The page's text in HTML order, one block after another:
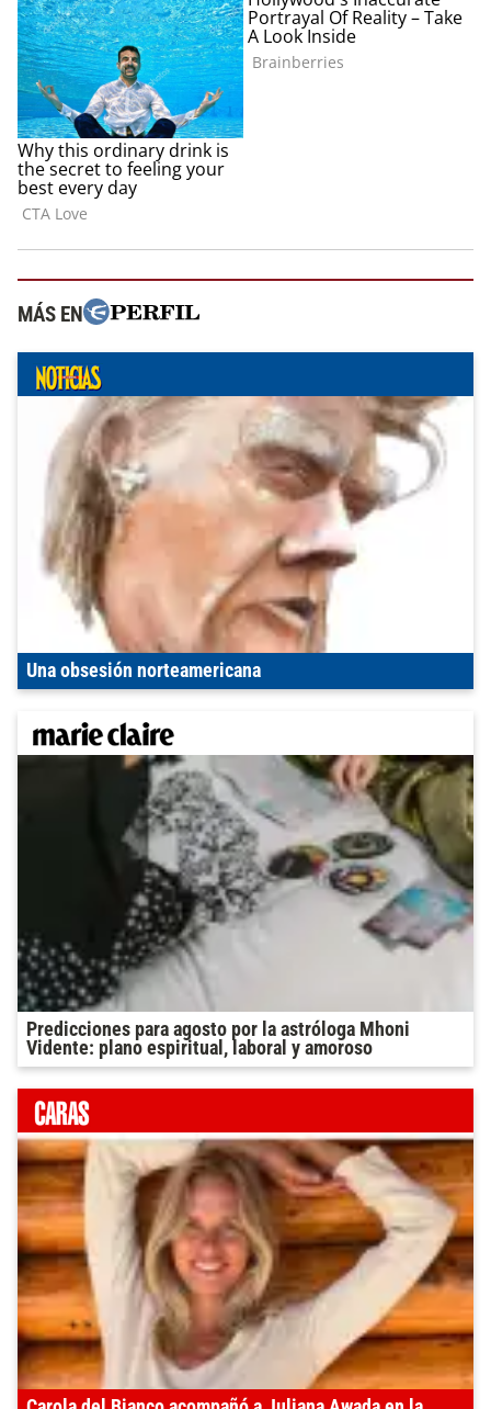
MÁS EN
Una obsesión norteamericana
Predicciones para agosto por la astróloga Mhoni
Vidente: plano espiritual, laboral y amoroso